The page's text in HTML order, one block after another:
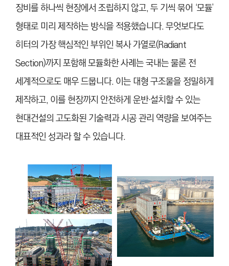
장비를 하나씩 현장에서 조립하지 않고, 두 기씩 묶어 ‘모듈’
형태로 미리 제작하는 방식을 적용했습니다. 무엇보다도
히터의 가장 핵심적인 부위인 복사 가열로(Radiant
Section)까지 포함해 모듈화한 사례는 국내는 물론 전
세계적으로도 매우 드뭅니다. 이는 대형 구조물을 정밀하게
제작하고, 이를 현장까지 안전하게 운반·설치할 수 있는
현대건설의 고도화된 기술력과 시공 관리 역량을 보여주는
대표적인 성과라 할 수 있습니다.